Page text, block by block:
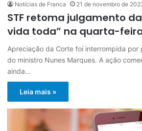
Notícias de Franca 21 de novembro de
STF retoma julgamento
vida toda” na quarta-
Apreciação da Corte foi interrompida
do ministro Nunes Marques. A ação
ainda…
Leia mais »